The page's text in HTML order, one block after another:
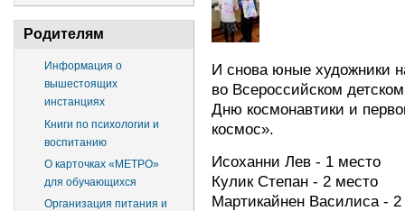
Родителям
Информация о
вышестоящих
инстанциях
Книги по психологии и
воспитанию
О карточках «МЕТРО»
для обучающихся
Организация питания и
И снова юные художники
во Всероссийском
Дню космонавтики и
космос».
Исоханни Лев - 1 место
Кулик Степан - 2 место
Мартикайнен Василиса -